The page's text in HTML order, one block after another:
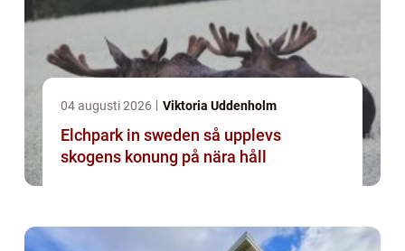
04 augusti 2026 Viktoria Uddenholm
Elchpark in sweden så upplevs
skogens konung på nära håll